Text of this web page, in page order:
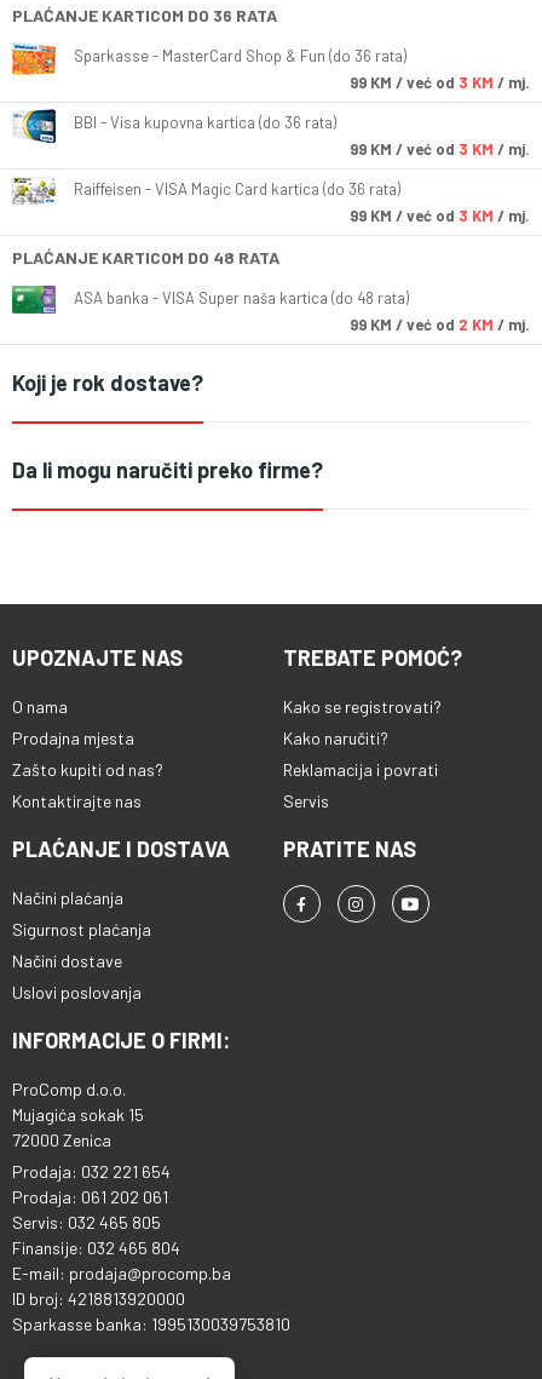
PLAĆANJE KARTICOM DO 36 RATA
Sparkasse - MasterCard Shop & Fun (do 36 rata)
99 KM / već od 3 KM / mj.
BBI - Visa kupovna kartica (do 36 rata)
99 KM / već od 3 KM / mj.
Raiffeisen - VISA Magic Card kartica (do 36 rata)
99 KM / već od 3 KM / mj.
PLAĆANJE KARTICOM DO 48 RATA
ASA banka - VISA Super naša kartica (do 48 rata)
99 KM / već od 2 KM / mj.
Koji je rok dostave?
Da li mogu naručiti preko firme?
UPOZNAJTE NAS
O nama
Prodajna mjesta
Zašto kupiti od nas?
Kontaktirajte nas
TREBATE POMOĆ?
Kako se registrovati?
Kako naručiti?
Reklamacija i povrati
Servis
PLAĆANJE I DOSTAVA
Načini plaćanja
Sigurnost plaćanja
Načini dostave
Uslovi poslovanja
PRATITE NAS
INFORMACIJE O FIRMI:
ProComp d.o.o.
Mujagića sokak 15
72000 Zenica
Prodaja: 032 221 654
Prodaja: 061 202 061
Servis: 032 465 805
Finansije: 032 465 804
E-mail: prodaja@procomp.ba
ID broj: 4218813920000
Sparkasse banka: 1995130039753810